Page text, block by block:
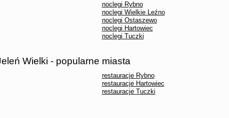
noclegi Rybno
noclegi Wielkie Leźno
noclegi Ostaszewo
noclegi Hartowiec
noclegi Tuczki
Wielki - popularne miasta
restauracje Rybno
restauracje Hartowiec
restauracje Tuczki